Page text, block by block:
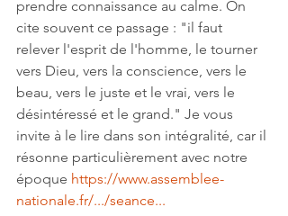
prendre connaissance au calme. On
cite souvent ce passage : "il faut
relever l'esprit de l'homme, le tourner
vers Dieu, vers la conscience, vers le
beau, vers le juste et le vrai, vers le
désintéressé et le grand." Je vous
invite à le lire dans son intégralité, car il
résonne particulièrement avec notre
époque https://www.assemblee-
nationale.fr/.../seance...